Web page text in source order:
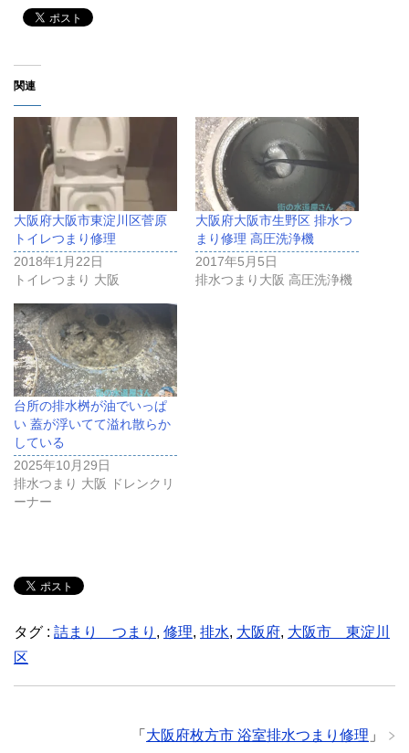
関連
大阪府大阪市東淀川区菅原
トイレつまり修理
2018年1月22日
トイレつまり 大阪
大阪府大阪市生野区 排水つ
まり修理 高圧洗浄機
2017年5月5日
排水つまり大阪 高圧洗浄機
台所の排水桝が油でいっぱ
い 蓋が浮いてて溢れ散らか
している
2025年10月29日
排水つまり 大阪 ドレンクリ
ーナー
タグ : 詰まり つまり , 修理, 排水, 大阪府, 大阪市 東淀川
区
「 大阪府枚方市 浴室排水つまり修理 」